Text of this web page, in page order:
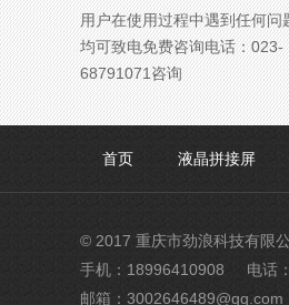
用户在使用过程中遇到任何问
均可致电免费咨询电话：023-
68791071咨询
首页 液晶拼接屏
© 2017 重庆市劲浪科技有限
手机：18996410908
电话
邮箱：3002646489@qq.com